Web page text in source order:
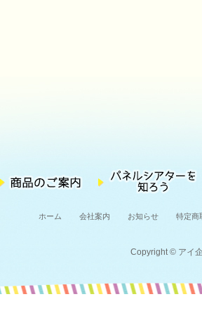
ホーム 会社案内 お知らせ 特定商
Copyright © アイ